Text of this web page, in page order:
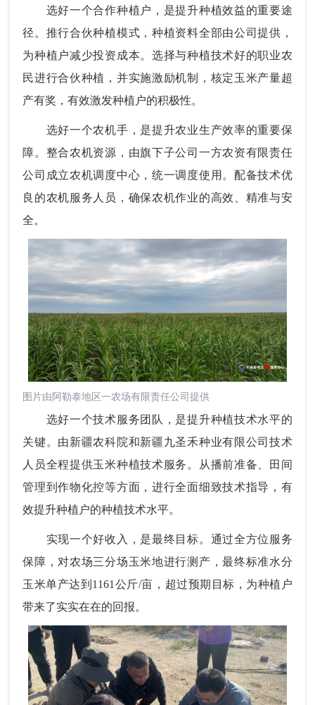
选好一个合作种植户，是提升种植效益的重要途
径。推行合伙种植模式，种植资料全部由公司提供，
为种植户减少投资成本。选择与种植技术好的职业农
民进行合伙种植，并实施激励机制，核定玉米产量超
产有奖，有效激发种植户的积极性。
选好一个农机手，是提升农业生产效率的重要保
障。整合农机资源，由旗下子公司一方农资有限责任
公司成立农机调度中心，统一调度使用。配备技术优
良的农机服务人员，确保农机作业的高效、精准与安
全。
图片由阿勒泰地区一农场有限责任公司提供
选好一个技术服务团队，是提升种植技术水平的
关键。由新疆农科院和新疆九圣禾种业有限公司技术
人员全程提供玉米种植技术服务。从播前准备、田间
管理到作物化控等方面，进行全面细致技术指导，有
效提升种植户的种植技术水平。
实现一个好收入，是最终目标。通过全方位服务
保障，对农场三分场玉米地进行测产，最终标准水分
玉米单产达到1161公斤/亩，超过预期目标，为种植户
带来了实实在在的回报。